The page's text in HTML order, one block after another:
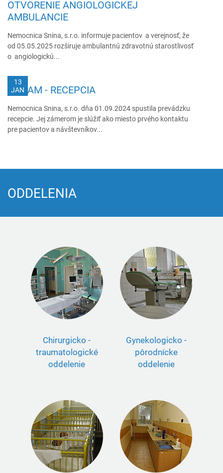
OTVORENIE ANGIOLOGICKEJ
AMBULANCIE
Nemocnica Snina, s.r.o. informuje pacientov a verejnosť, že
od 05.05.2025 rozširuje ambulantnú zdravotnú starostlivosť
o angiologickú...
13
JAN
OZNAM - RECEPCIA
Nemocnica Snina, s.r.o. dňa 01.09.2024 spustila prevádzku
recepcie. Jej zámerom je slúžiť ako miesto prvého kontaktu
pre pacientov a návštevníkov...
ODDELENIA
Chirurgicko -
traumatologické
oddelenie
Gynekologicko -
pôrodnícke
oddelenie